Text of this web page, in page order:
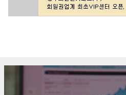
구매문의 상담신청